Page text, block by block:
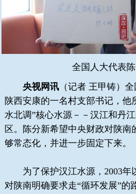
全国人大代表
央视网讯（记者 王甲铸）
陕西安康的一名村支部书记，他
水北调”核心水源－－汉江和丹
区。陈分新希望中央财政对陕南
够常态化，并进一步固定下来。
为了保护汉江水源，2003年
对陕南明确要求走“循环发展”的